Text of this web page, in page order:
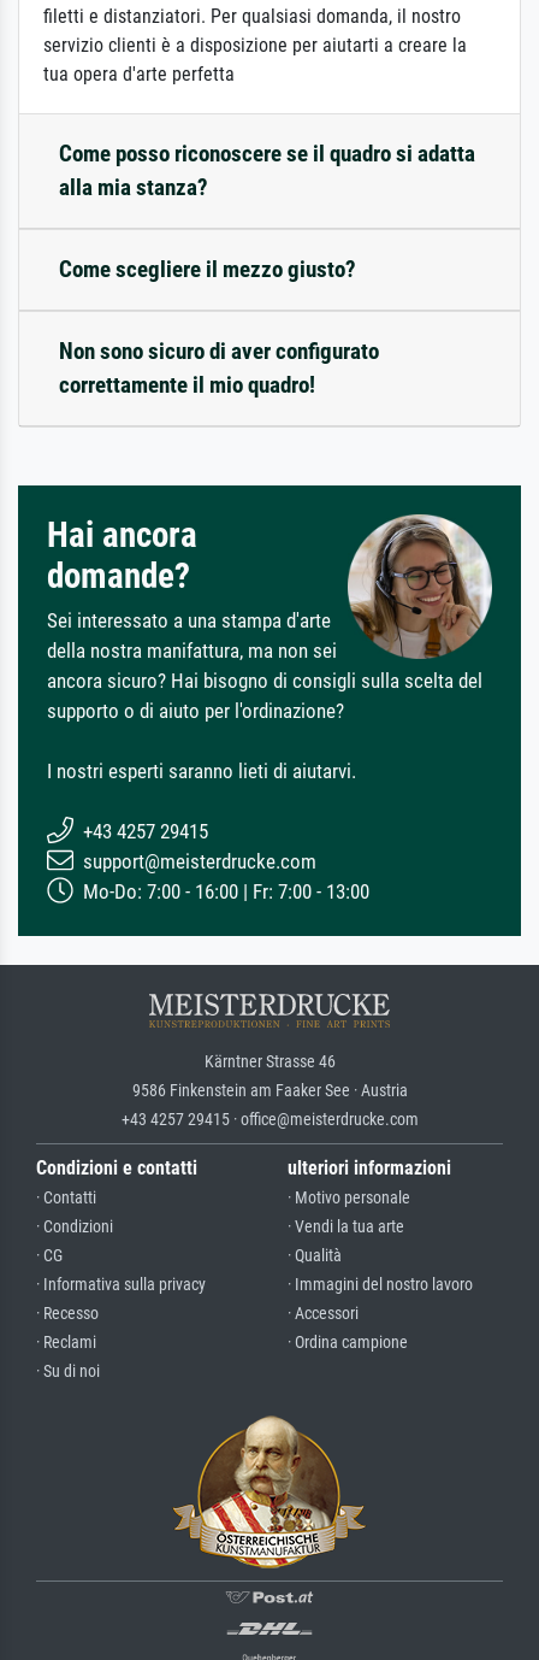
filetti e distanziatori. Per qualsiasi domanda, il nostro
servizio clienti è a disposizione per aiutarti a creare la
tua opera d'arte perfetta
Come posso riconoscere se il quadro si adatta
alla mia stanza?
Come scegliere il mezzo giusto?
Non sono sicuro di aver configurato
correttamente il mio quadro!
Hai ancora
domande?
Sei interessato a una stampa d'arte
della nostra manifattura, ma non sei
ancora sicuro? Hai bisogno di consigli sulla scelta del
supporto o di aiuto per l'ordinazione?
I nostri esperti saranno lieti di aiutarvi.
+43 4257 29415
support@meisterdrucke.com
Mo-Do: 7:00 - 16:00 | Fr: 7:00 - 13:00
Kärntner Strasse 46
9586 Finkenstein am Faaker See · Austria
+43 4257 29415 · office@meisterdrucke.com
Condizioni e contatti
· Contatti
· Condizioni
· CG
· Informativa sulla privacy
· Recesso
· Reclami
· Su di noi
ulteriori informazioni
· Motivo personale
· Vendi la tua arte
· Qualità
· Immagini del nostro lavoro
· Accessori
· Ordina campione